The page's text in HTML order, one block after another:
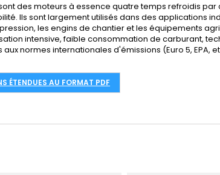
des moteurs à essence quatre temps refroidis
Ils sont largement utilisés dans des applications
les engins de chantier et les équipements
intensive, faible consommation de carburant,
normes internationales d'émissions (Euro 5, EPA,
ÉTENDUES AU FORMAT PDF